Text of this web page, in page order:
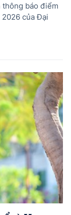
báo điểm
của Đại